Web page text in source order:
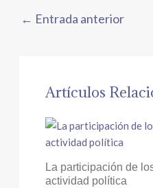
← Entrada anterior
Artículos
La participación de
actividad política